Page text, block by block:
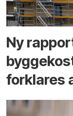
Ny
forklares